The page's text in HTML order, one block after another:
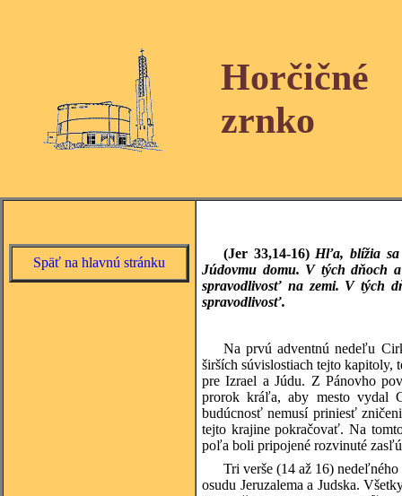
Horčičné
zrnko
Späť na hlavnú stránku
(Jer 33,14-16) Hľa, blížia
Júdovmu domu. V tých dňoch
spravodlivosť na zemi. V tých
spravodlivosť.
Na prvú adventnú nedeľu
širších súvislostiach tejto kapitoly,
pre Izrael a Júdu. Z Pánovho
prorok kráľa, aby mesto vydal
budúcnosť nemusí priniesť
tejto krajine pokračovať. Na
poľa boli pripojené rozvinuté
Tri verše (14 až 16)
osudu Jeruzalema a Judska.